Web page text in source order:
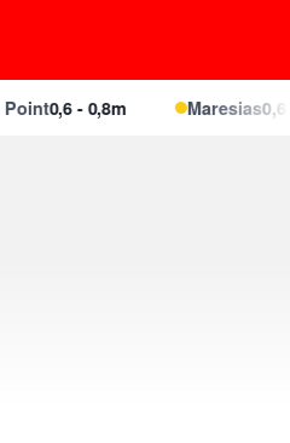
0,6 - 0,8m Maresias0,6 -